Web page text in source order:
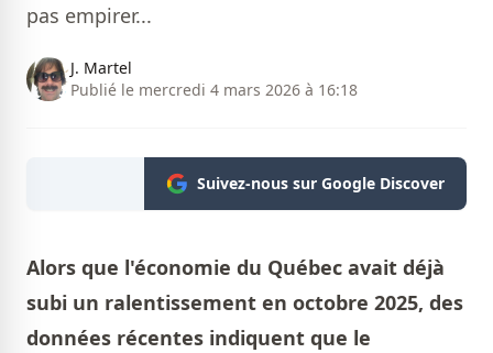
pas empirer...
J. Martel
Publié le mercredi 4 mars 2026 à 16:18
Suivez-nous sur Google Discover
Alors que l'économie du Québec avait déjà
subi un ralentissement en octobre 2025, des
données récentes indiquent que le